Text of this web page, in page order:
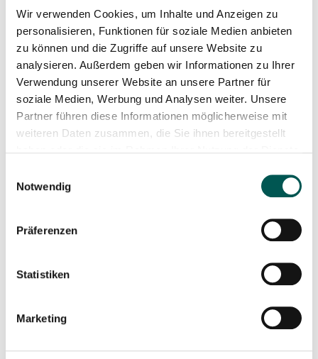
Wir verwenden Cookies, um Inhalte und Anzeigen zu
personalisieren, Funktionen für soziale Medien anbieten
zu können und die Zugriffe auf unsere Website zu
analysieren. Außerdem geben wir Informationen zu Ihrer
Verwendung unserer Website an unsere Partner für
soziale Medien, Werbung und Analysen weiter. Unsere
Partner führen diese Informationen möglicherweise mit
weiteren Daten zusammen, die Sie ihnen bereitgestellt
Notwendig
Präferenzen
Statistiken
Marketing
woom GO 2
429,00
In den Warenkorb
woom GO 1
In den Warenkorb
179,00€
In den Warenkorb